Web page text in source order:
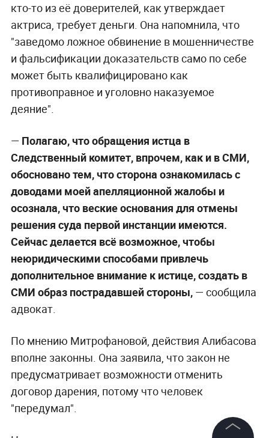
кто-то из её доверителей, как утверждает
актриса, требует деньги. Она напомнила, что
"заведомо ложное обвинение в мошенничестве
и фальсификации доказательств само по себе
может быть квалифицировано как
противоправное и уголовно наказуемое
деяние".
— Полагаю, что обращения истца в
Следственный комитет, впрочем, как и в СМИ,
обосновано тем, что сторона ознакомилась с
доводами моей апелляционной жалобы и
осознала, что веские основания для отмены
решения суда первой инстанции имеются.
Сейчас делается всё возможное, чтобы
неюридическими способами привлечь
дополнительное внимание к истице, создать в
СМИ образ пострадавшей стороны,— сообщила
адвокат.
По мнению Митрофановой, действия Алибасова
вполне законны. Она заявила, что закон не
предусматривает возможности отменить
договор дарения, потому что человек
"передумал".